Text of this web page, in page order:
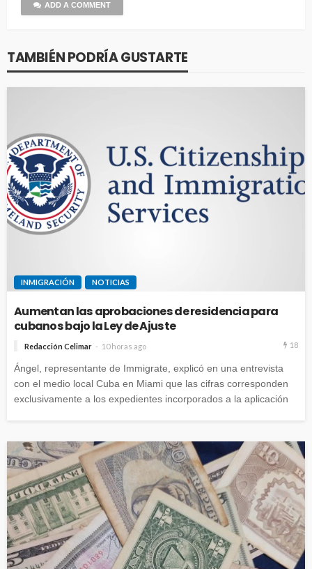
ADD A COMMENT
TAMBIÉN PODRÍA GUSTARTE
INMIGRACIÓN NOTICIAS
Aumentan las aprobaciones de residencia para
cubanos bajo la Ley de Ajuste
Redacción Celimar 10 horas ago 18
Ángel, representante de Immigrate, explicó en una entrevista
con el medio local Cuba en Miami que las cifras corresponden
exclusivamente a los expedientes incorporados a la aplicación